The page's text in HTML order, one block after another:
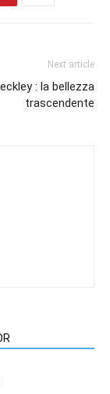
Next article
: la bellezza
trascendente